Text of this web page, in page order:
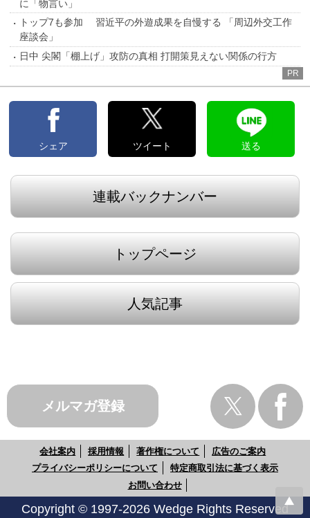
に「物言い」
トップ7も参加 習近平の外遊成果を自慢する 「周辺外交工作
座談会」
日中 尖閣「棚上げ」攻防の真相 打開策見えない関係の行方
PR
シェア ツイート 送る
連載バックナンバー
トップページ
人気記事
メルマガ登録
会社案内 採用情報 著作権について
広告のご案内
プライバシーポリシーについて
特定商取引法に基づく表示
お問い合わせ
Copyright © 1997-2026 Wedge Rights Reserved